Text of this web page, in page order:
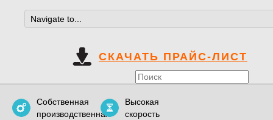
СКАЧАТЬ ПРАЙС-ЛИСТ
Собственная
производственная
Высокая
скорость